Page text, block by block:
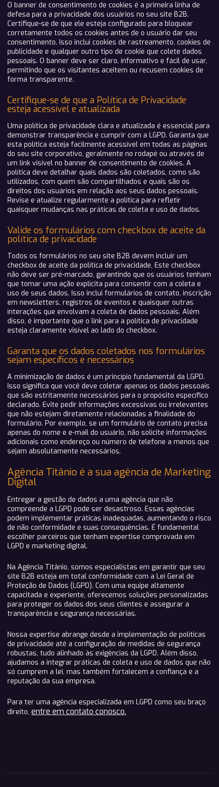
O banner de consentimento de cookies é a primeira linha de
defesa para a privacidade dos usuários no seu site B2B.
Certifique-se de que ele esteja configurado para bloquear
corretamente todos os cookies antes de o usuário dar seu
consentimento. Isso inclui cookies de rastreamento, cookies de
publicidade e qualquer outro tipo de cookie que colete dados
pessoais. O banner deve ser claro, informativo e fácil de usar,
permitindo que os visitantes aceitem ou recusem cookies de
forma transparente.
Certifique-se de que a Política de Privacidade
esteja acessível e atualizada
Uma política de privacidade clara e atualizada é essencial para
demonstrar transparência e cumprir com a LGPD. Garanta que
esta política esteja facilmente acessível em todas as páginas
do seu site corporativo, geralmente no rodapé ou através de
um link visível no banner de consentimento de cookies. A
política deve detalhar quais dados são coletados, como são
utilizados, com quem são compartilhados e quais são os
direitos dos usuários em relação aos seus dados pessoais.
Revise e atualize regularmente a política para refletir
quaisquer mudanças nas práticas de coleta e uso de dados.
Valide os formulários com checkbox de aceite da
política de privacidade
Todos os formulários no seu site B2B devem incluir um
checkbox de aceite da política de privacidade. Este checkbox
não deve ser pré-marcado, garantindo que os usuários tenham
que tomar uma ação explícita para consentir com a coleta e
uso de seus dados. Isso inclui formulários de contato, inscrição
em newsletters, registros de eventos e quaisquer outras
interações que envolvam a coleta de dados pessoais. Além
disso, é importante que o link para a política de privacidade
esteja claramente visível ao lado do checkbox.
Garanta que os dados coletados nos formulários
sejam específicos e necessários
A minimização de dados é um princípio fundamental da LGPD.
Isso significa que você deve coletar apenas os dados pessoais
que são estritamente necessários para o propósito específico
declarado. Evite pedir informações excessivas ou irrelevantes
que não estejam diretamente relacionadas à finalidade do
formulário. Por exemplo, se um formulário de contato precisa
apenas do nome e e-mail do usuário, não solicite informações
adicionais como endereço ou número de telefone a menos que
sejam absolutamente necessários.
Agência Titânio é a sua agência de Marketing
Digital
Entregar a gestão de dados a uma agência que não
compreende a LGPD pode ser desastroso. Essas agências
podem implementar práticas inadequadas, aumentando o risco
de não conformidade e suas consequências. É fundamental
escolher parceiros que tenham expertise comprovada em
LGPD e marketing digital.
Na Agência Titânio, somos especialistas em garantir que seu
site B2B esteja em total conformidade com a Lei Geral de
Proteção de Dados (LGPD). Com uma equipe altamente
capacitada e experiente, oferecemos soluções personalizadas
para proteger os dados dos seus clientes e assegurar a
transparência e segurança necessárias.
Nossa expertise abrange desde a implementação de políticas
de privacidade até a configuração de medidas de segurança
robustas, tudo alinhado às exigências da LGPD. Além disso,
ajudamos a integrar práticas de coleta e uso de dados que não
só cumprem a lei, mas também fortalecem a confiança e a
reputação da sua empresa.
Para ter uma agência especializada em LGPD como seu braço
direito, entre em contato conosco.